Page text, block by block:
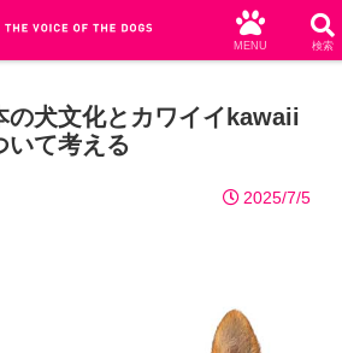
の犬文化とカワイイkawaii
いて考える
2025/7/5
MENU 検索